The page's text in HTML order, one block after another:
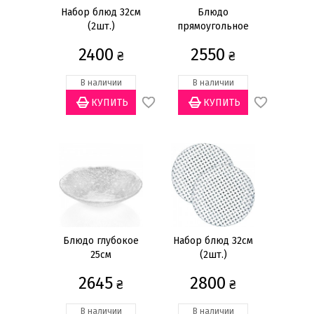
31,5см
39см (1)
41см (1)
Ширина
16см (1)
21см (1)
31,5см (1)
1 предмет
2 предмета (9)
Набор блюд 32см
(2шт.)
2400 ₴
В наличии
Блюдо
прямоугольное
2550 ₴
В наличии
Блюдо глубокое
25см
2645 ₴
В наличии
Набор блюд 32см
(2шт.)
2800 ₴
В наличии